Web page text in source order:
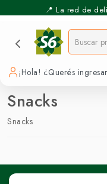
📍 La red de
¡Hola! ¿Querés
Snacks
Snacks